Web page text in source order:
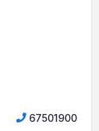
67501900